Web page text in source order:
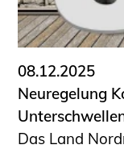
08.12.2025
Neuregelung
Das Land